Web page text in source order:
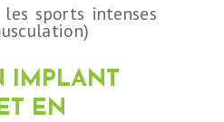
sports intenses
IMPLANT
EN